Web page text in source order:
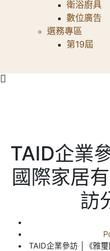
衛浴廚具
數位廣告
選務專區
第19屆
TAID企業
國際家居
訪
TAID企業參訪 │《雅